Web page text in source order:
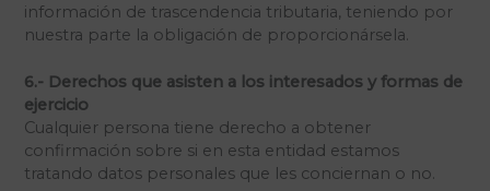
información de trascendencia tributaria, teniendo por
nuestra parte la obligación de proporcionársela.
6.- Derechos que asisten a los interesados y formas de
ejercicio
Cualquier persona tiene derecho a obtener
confirmación sobre si en esta entidad estamos
tratando datos personales que les conciernan o no.